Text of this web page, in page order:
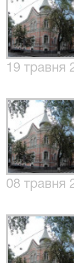
19 травня
08 травня